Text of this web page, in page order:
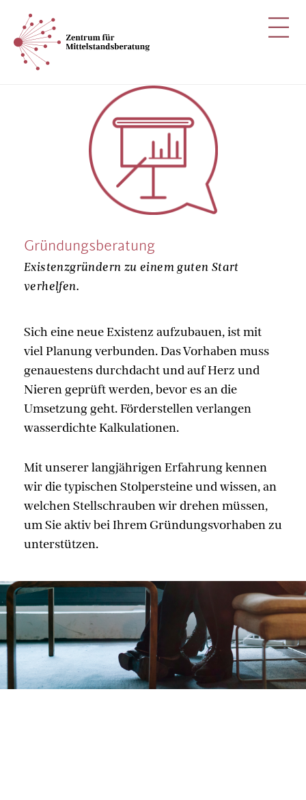
Gründungsberatung
Existenzgründern zu einem guten Start
verhelfen.
Sich eine neue Existenz aufzubauen, ist mit
viel Planung verbunden. Das Vorhaben muss
genauestens durchdacht und auf Herz und
Nieren geprüft werden, bevor es an die
Umsetzung geht. Förderstellen verlangen
wasserdichte Kalkulationen.
Mit unserer langjährigen Erfahrung kennen
wir die typischen Stolpersteine und wissen, an
welchen Stellschrauben wir drehen müssen,
um Sie aktiv bei Ihrem Gründungsvorhaben zu
unterstützen.